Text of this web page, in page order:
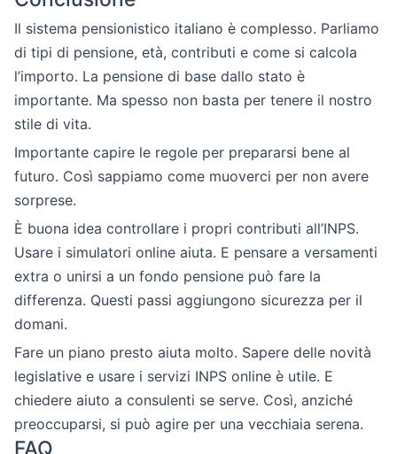
Il sistema pensionistico italiano è complesso. Parliamo
di tipi di pensione, età, contributi e come si calcola
l’importo. La pensione di base dallo stato è
importante. Ma spesso non basta per tenere il nostro
stile di vita.
Importante capire le regole per prepararsi bene al
futuro. Così sappiamo come muoverci per non avere
sorprese.
È buona idea controllare i propri contributi all’INPS.
Usare i simulatori online aiuta. E pensare a versamenti
extra o unirsi a un fondo pensione può fare la
differenza. Questi passi aggiungono sicurezza per il
domani.
Fare un piano presto aiuta molto. Sapere delle novità
legislative e usare i servizi INPS online è utile. E
chiedere aiuto a consulenti se serve. Così, anziché
preoccuparsi, si può agire per una vecchiaia serena.
FAQ